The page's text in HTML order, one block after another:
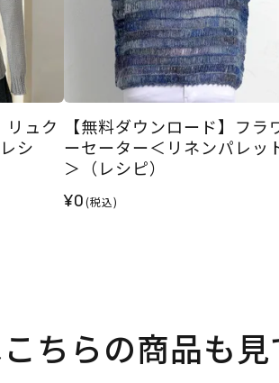
リュク
シ
【無料ダウンロード】フラ
ーセーター＜リネンパレッ
＞（レシピ）
¥0(税込)
ちらの商品も